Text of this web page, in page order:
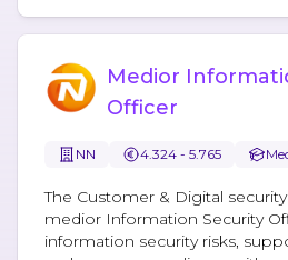
Medior
Officer
NN 4.324 - 5.765
The Customer & Digital
medior Information Security
information security risks,